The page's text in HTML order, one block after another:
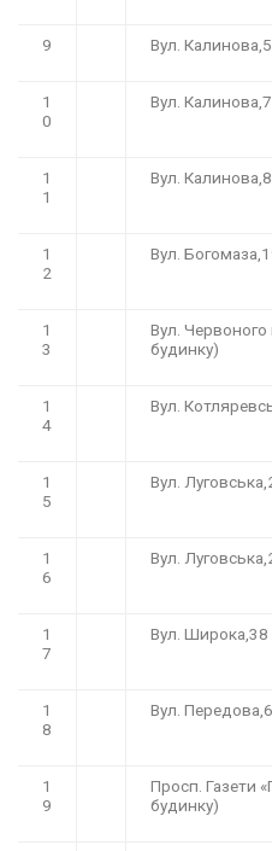
9 Вул.
1
0
Вул.
1
1
Вул.
1
2
Вул.
1
3
Вул. Червоного
будинку)
1
4
Вул.
1
5
Вул.
1
6
Вул.
1
7
Вул. Широка,38
1
8
Вул.
1
9
Просп. Газети
будинку)